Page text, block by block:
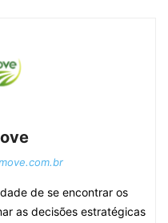
de se encontrar os
as decisões estratégicas